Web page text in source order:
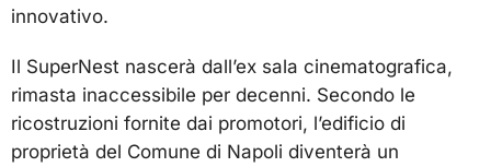
innovativo.
Il SuperNest nascerà dall’ex sala cinematografica,
rimasta inaccessibile per decenni. Secondo le
ricostruzioni fornite dai promotori, l’edificio di
proprietà del Comune di Napoli diventerà un